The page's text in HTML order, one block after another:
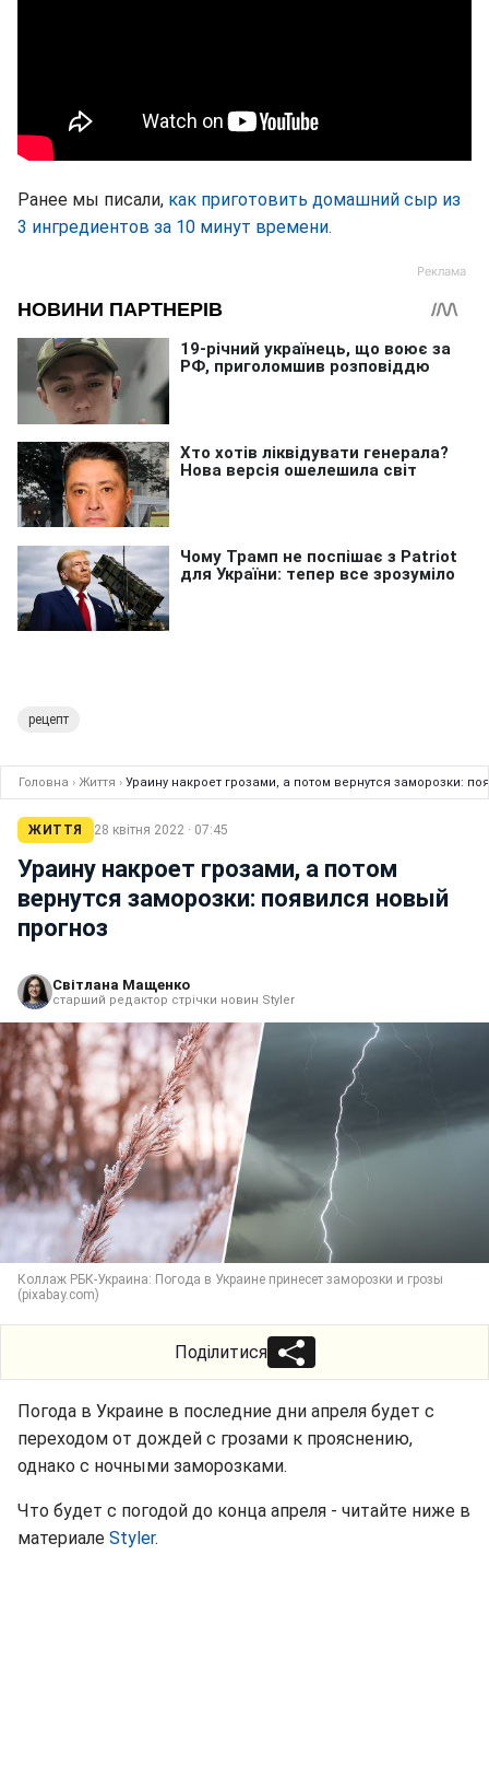
Ранее мы писали, как приготовить домашний сыр из
3 ингредиентов за 10 минут времени.
рецепт
Головна › Життя › Ураину накроет грозами, а потом вернутся заморозки:
ЖИТТЯ 28 квітня 2022 · 07:45
Ураину накроет грозами, а потом
вернутся заморозки: появился новый
прогноз
Світлана Мащенко
старший редактор стрічки новин Styler
Коллаж РБК-Украина: Погода в Украине принесет заморозки и грозы
(pixabay.com)
Поділитися
Погода в Украине в последние дни апреля будет с
переходом от дождей с грозами к прояснению,
однако с ночными заморозками.
Что будет с погодой до конца апреля - читайте ниже в
материале Styler.